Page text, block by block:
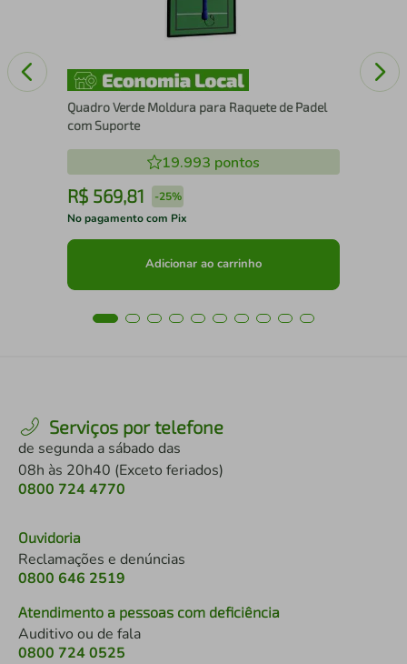
Quadro Verde Moldura para Raquete de Padel
com Suporte
19.993 pontos
R$ 569,81 -25%
No pagamento com Pix
Adicionar ao carrinho
Serviços por telefone
de segunda a sábado das
08h às 20h40 (Exceto feriados)
0800 724 4770
Ouvidoria
Reclamações e denúncias
0800 646 2519
Atendimento a pessoas com deficiência
Auditivo ou de fala
0800 724 0525